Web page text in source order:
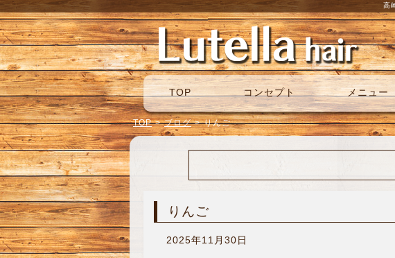
高
TOP コンセプト メニュー
TOP > ブログ > りんご
りんご
2025年11月30日